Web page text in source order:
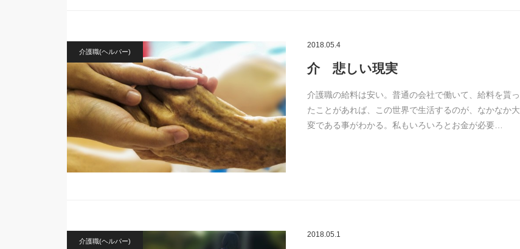
介護職(ヘルパー)
2018.05.4
介 悲しい現実
介護職の給料は安い。普通の会社で働いて、給料を貰っ
たことがあれば、この世界で生活するのが、なかなか大
変である事がわかる。私もいろいろとお金が必要…
介護職(ヘルパー)
2018.05.1